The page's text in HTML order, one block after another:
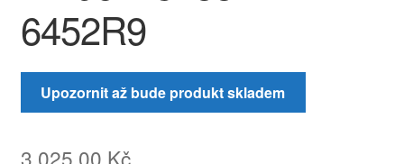
6452R9
Upozornit až bude produkt skladem
3 025,00 Kč